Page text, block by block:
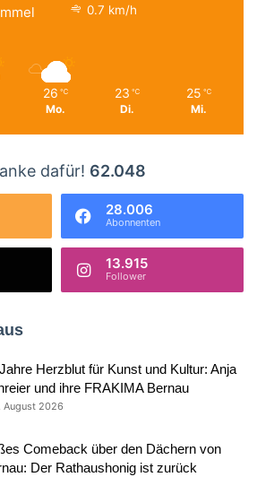
0.7 km/h
26 ℃
Mo.
23 ℃
Di.
25 ℃
Mi.
dafür! 62.048
28.006
Abonnenten
13.915
Follower
Herzblut für Kunst und Kultur: Anja
und ihre FRAKIMA Bernau
August 2026
Comeback über den Dächern von
Der Rathaushonig ist zurück